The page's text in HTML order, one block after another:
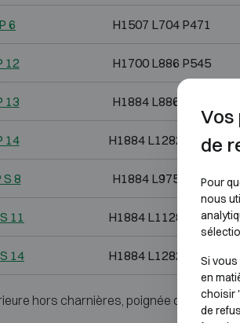
6 H1507 L704 P471
12 H1700 L886 P545
13 H1884 L886 P545
14 H1884 L1282 P559
S 8 H1884 L975 P696
11 H1884 L1128 P696
14 H1884 L1282 P696
hors charnières, poignée ou serrure.
Vos
de
Pour
nous
Si
en
choisir
de